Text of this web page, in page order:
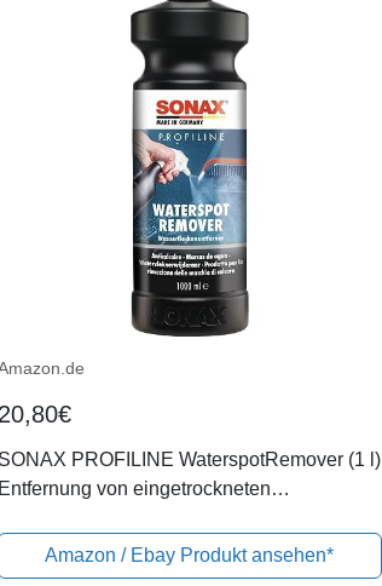
20,80€
SONAX PROFILINE WaterspotRemover (1 l)
Entfernung von eingetrockneten
außenliegenden Fahrezugoberflächen | Art-
02753000
Amazon / Ebay Produkt ansehen*